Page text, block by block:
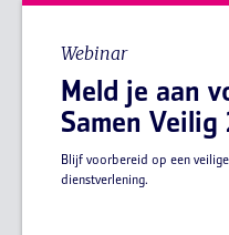
Webinar
Meld je aan
Samen Veilig
Blijf voorbereid op een
dienstverlening.